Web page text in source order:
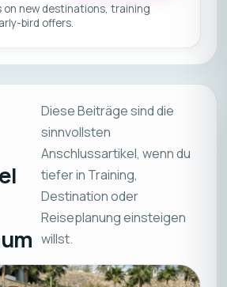
on new destinations, training
bird offers.
Diese Beiträge sind die
sinnvollsten
Anschlussartikel, wenn du
tiefer in Training,
Destination oder
Reiseplanung einsteigen
willst.